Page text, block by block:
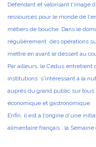
Défendant et valorisant l'image
ressources pour le monde de
métiers de bouche. Dans le
régulièrement des opérations
mettre en avant le dessert au
Par ailleurs, le Cedus entretient
institutions s'intéressant à la
auprès du grand public sur
économique et gastronomique.
Enfin, il est à l'origine d'une
alimentaire français : la Semaine